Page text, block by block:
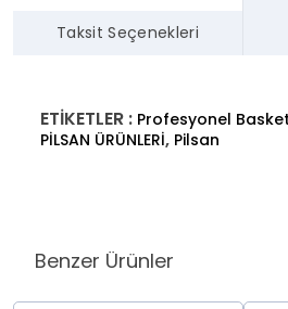
Taksit Seçenekleri
ETİKETLER : Profesyonel
PİLSAN ÜRÜNLERİ, Pilsan
Benzer Ürünler